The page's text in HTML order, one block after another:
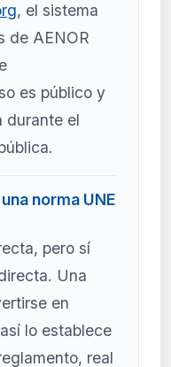
, el sistema
de AENOR
es público y
durante el
norma UNE
pero sí
Una
en
lo establece
real